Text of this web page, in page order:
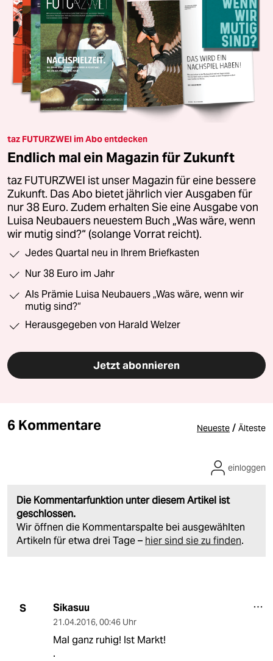
taz FUTURZWEI im Abo entdecken
Endlich mal ein Magazin für Zukunft
taz FUTURZWEI ist unser Magazin für eine bessere
Zukunft. Das Abo bietet jährlich vier Ausgaben für
nur 38 Euro. Zudem erhalten Sie eine Ausgabe von
Luisa Neubauers neuestem Buch „Was wäre, wenn
wir mutig sind?“ (solange Vorrat reicht).
Jedes Quartal neu in Ihrem Briefkasten
Nur 38 Euro im Jahr
Als Prämie Luisa Neubauers „Was wäre, wenn wir
mutig sind?“
Herausgegeben von Harald Welzer
Jetzt abonnieren
6 Kommentare Neueste / Älteste
Die Kommentarfunktion unter diesem Artikel ist
geschlossen.
Wir öffnen die Kommentarspalte bei ausgewählten
Artikeln für etwa drei Tage – hier sind sie zu finden.
einloggen
S Sikasuu
21.04.2016, 00:46 Uhr
Mal ganz ruhig! Ist Markt!
.